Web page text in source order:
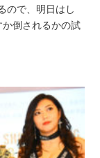
ので、明日はし
倒されるかの試